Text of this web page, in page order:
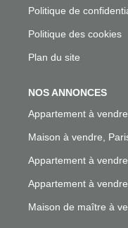
Politique de
Politique des cookies
Plan du site
NOS ANNONCES
Appartement à
Maison à vendre,
Appartement à
Appartement à
Maison de maître à